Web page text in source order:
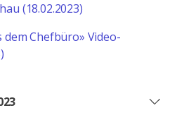
(18.02.2023)
Chefbüro» Video-